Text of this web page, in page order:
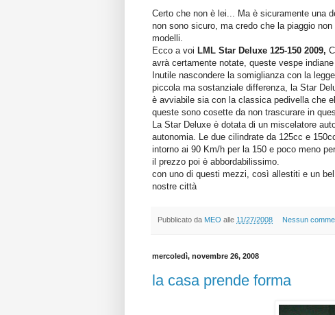
Certo che non è lei... Ma è sicuramente una
non sono sicuro, ma credo che la piaggio
modelli.
Ecco a voi LML Star Deluxe 125-150 2009,
avrà certamente notate, queste vespe
Inutile nascondere la somiglianza con la
piccola ma sostanziale differenza, la Star
è avviabile sia con la classica pedivella che
queste sono cosette da non trascurare in
La Star Deluxe è dotata di un miscelatore
autonomia. Le due cilindrate da 125cc e
intorno ai 90 Km/h per la 150 e poco meno
il prezzo poi è abbordabilissimo.
con uno di questi mezzi, così allestiti e un
nostre città
Pubblicato da MEO alle 11/27/2008 Nessun
mercoledì, novembre 26, 2008
la casa prende forma